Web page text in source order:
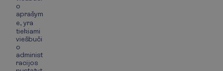
o
aprašym
e, yra
tiekiami
viešbuči
o
administ
racijos